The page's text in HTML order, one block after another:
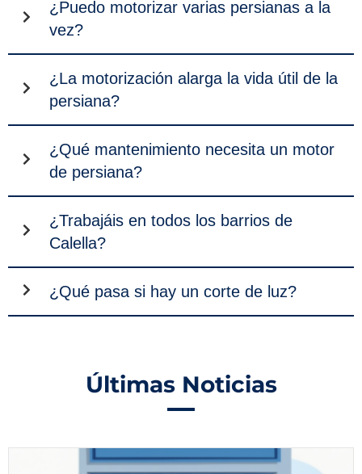
¿Puedo motorizar varias persianas a la
vez?
¿La motorización alarga la vida útil de la
persiana?
¿Qué mantenimiento necesita un motor
de persiana?
¿Trabajáis en todos los barrios de
Calella?
¿Qué pasa si hay un corte de luz?
Últimas Noticias